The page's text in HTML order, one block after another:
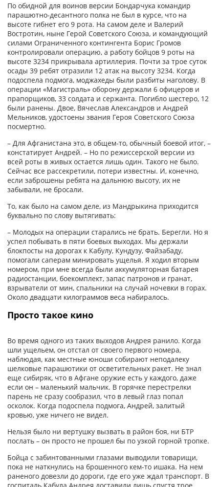
По обидной для воинов версии Бондарчука командир
парашютно-десантного полка не был в курсе, что на
высоте гибнет его 9 рота. На самом деле и Валерий
Востротин, ныне Герой Советского Союза, и командующий
силами Ограниченного контингента Борис Громов
контролировали операцию, а работу бойцов 9 роты на
высоте 3234 прикрывала артиллерия. Почти за трое суток
осады 39 ребят отразили 12 атак на высоту 3234. Когда
подоспела подмога, моджахеды были разбиты наголову. В
операции «Магистраль» оборону держали 6 офицеров и
прапорщиков, 33 солдата и сержанта. Погибло шестеро, 12
были ранены. Двое, Вячеслав Александров и Андрей
Мельников, удостоены звания Героя Советского Союза
посмертно.
– Для Афганистана это, в общем-то, обычный боевой итог, –
констатирует Андрей. – Но по режиссерской версии из
всей роты в живых остается лишь один. Такого не было.
Сейчас все рассекретили, потери известны. И, конечно,
если заброшены ребята на дальнюю высоту, их не
забывали, не бросали.
То, как было на самом деле, из Мандрыкина приходится
буквально по слову вытягивать:
– Молодых на операции старались не брать. Берегли. Но я
успел побывать в пяти боевых выходах. Мы держали
блокпосты на дорогах к Кабулу, Кундузу, Файзабаду,
помогали саперам минировать ущелья. Я ходил вторым
номером, при мне всегда были аккумуляторная батарея
радиостанции, боекомплект, запас патронов и гранат,
взрыватели от мин, спальники на случай ночевки в горах.
Около двадцати килограммов веса набиралось.
Просто такое кино
Во время одного из таких выходов Андрея ранило. Когда
шли ущельем, он отстал от своего первого номера,
наблюдая, как местные юноши собирают неподалеку
шелковые парашютики от осветительных ракет. Не знал
еще сибиряк, что в Афгане оружие есть у каждого, даже
если он – маленький мальчик. В горячке перестрелки
парень не сразу сообразил, что в левый глаз попал
осколок. Когда подоспела подмога, Андрей, залитый
кровью, уже ничего не видел.
Нельзя было ни вертушку вызвать в район боя, ни БТР
послать – он просто не прошел бы по узкой горной тропке.
Бойца с забинтованными глазами выводили товарищи,
пока не наткнулись на брошенного кем-то ишака. На нем
раненого довезли до дороги, где его уже ждал транспорт. В